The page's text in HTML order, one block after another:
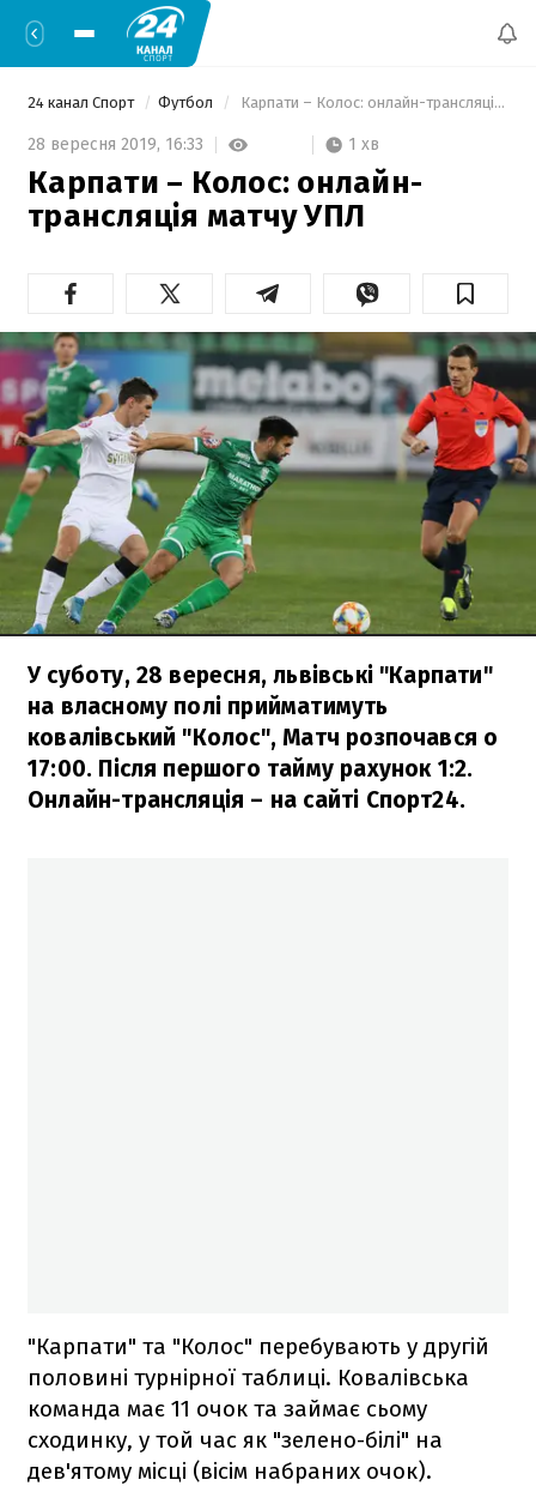
24 канал Спорт Футбол Карпати – Колос: онлайн-трансляція матчу УПЛ
28 вересня 2019, 16:33 1 хв
Карпати – Колос: онлайн-
трансляція матчу УПЛ
У суботу, 28 вересня, львівські "Карпати"
на власному полі прийматимуть
ковалівський "Колос", Матч розпочався о
17:00. Після першого тайму рахунок 1:2.
Онлайн-трансляція – на сайті Спорт24.
"Карпати" та "Колос" перебувають у другій
половині турнірної таблиці. Ковалівська
команда має 11 очок та займає сьому
сходинку, у той час як "зелено-білі" на
дев'ятому місці (вісім набраних очок).